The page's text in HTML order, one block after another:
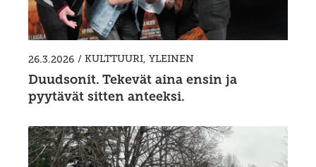
26.3.2026 / KULTTUURI, YLEINEN
Duudsonit. Tekevät aina ensin ja
pyytävät sitten anteeksi.